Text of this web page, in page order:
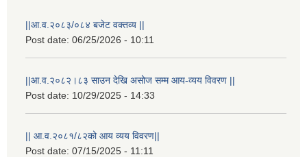
||आ.व.२०८३/०८४ बजेट वक्तव्य ||
Post date: 06/25/2026 - 10:11
||आ.व.२०८२।८३ साउन देखि असोज सम्म आय-व्यय विवरण ||
Post date: 10/29/2025 - 14:33
|| आ.व.२०८१/८२को आय व्यय विवरण||
Post date: 07/15/2025 - 11:11